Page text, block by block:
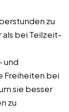
zu
bei Teilzeit-
und
Freiheiten bei
sie besser
zu